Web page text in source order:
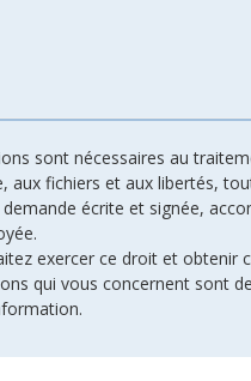
sont nécessaires au
aux fichiers et aux libertés,
écrite et signée,
exercer ce droit et obtenir
qui vous concernent sont